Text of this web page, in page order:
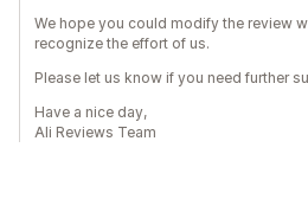
We hope you could modify the review
recognize the effort of us.
Please let us know if you need further
Have a nice day,
Ali Reviews Team